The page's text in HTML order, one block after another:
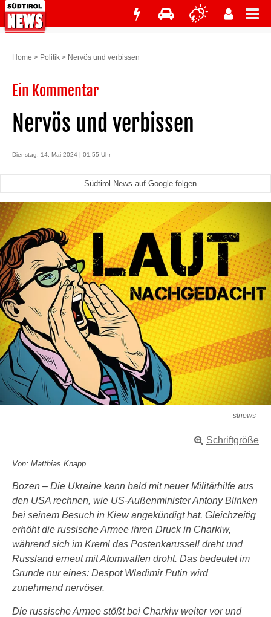
Home > Politik > Nervös und verbissen
Ein Kommentar
Nervös und verbissen
Dienstag, 14. Mai 2024 | 01:55 Uhr
Südtirol News auf Google folgen
stnews
Schriftgröße
Von: Matthias Knapp
Bozen – Die Ukraine kann bald mit neuer Militärhilfe aus
den USA rechnen, wie US-Außenminister Antony Blinken
bei seinem Besuch in Kiew angekündigt hat. Gleichzeitig
erhöht die russische Armee ihren Druck in Charkiw,
während sich im Kreml das Postenkarussell dreht und
Russland erneut mit Atomwaffen droht. Das bedeutet im
Grunde nur eines: Despot Wladimir Putin wird
zunehmend nervöser.
Die russische Armee stößt bei Charkiw weiter vor und